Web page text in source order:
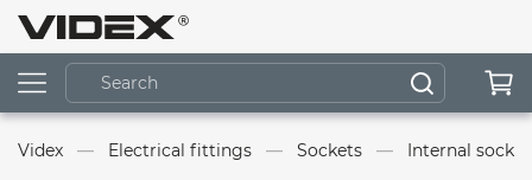
Videx Electrical fittings Sockets Internal